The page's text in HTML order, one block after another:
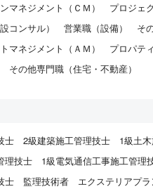
マネジメント（ＣＭ）
プロジェ
コンサル）
営業職（設備） そ
マネジメント（ＡＭ） プロパテ
その他専門職（住宅・不動産）
士 2級建築施工管理技士 1級土
理技士
1級電気通信工事施工管理
士
監理技術者 エクステリアプ